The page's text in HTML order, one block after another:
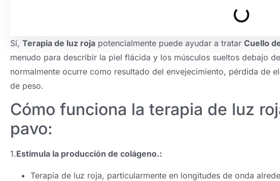
Sí, Terapia de luz roja potencialmente puede ayudar a tratar Cuello
menudo para describir la piel flácida y los músculos sueltos debajo
normalmente ocurre como resultado del envejecimiento, pérdida de
de peso.
Cómo funciona la terapia de luz
pavo:
1.Estimula la producción de colágeno.:
Terapia de luz roja, particularmente en longitudes de onda